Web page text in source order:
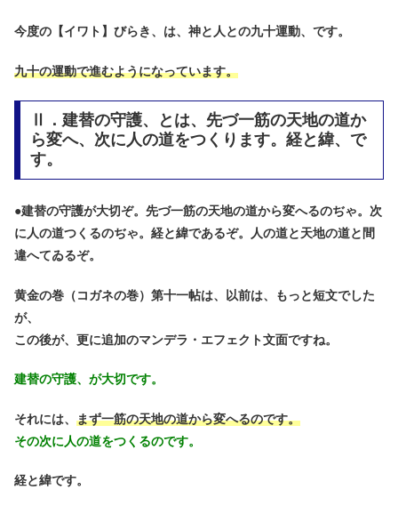
今度の【イワト】びらき、は、神と人との九十運動、です。
九十の運動で進むようになっています。
Ⅱ．建替の守護、とは、先づ一筋の天地の道か
ら変へ、次に人の道をつくります。経と緯、で
す。
●建替の守護が大切ぞ。先づ一筋の天地の道から変へるのぢゃ。次
に人の道つくるのぢゃ。経と緯であるぞ。人の道と天地の道と間
違へてゐるぞ。
黄金の巻（コガネの巻）第十一帖は、以前は、もっと短文でした
が、
この後が、更に追加のマンデラ・エフェクト文面ですね。
建替の守護、が大切です。
それには、 まず一筋の天地の道から変へるのです。
その次に人の道をつくるのです。
経と緯です。